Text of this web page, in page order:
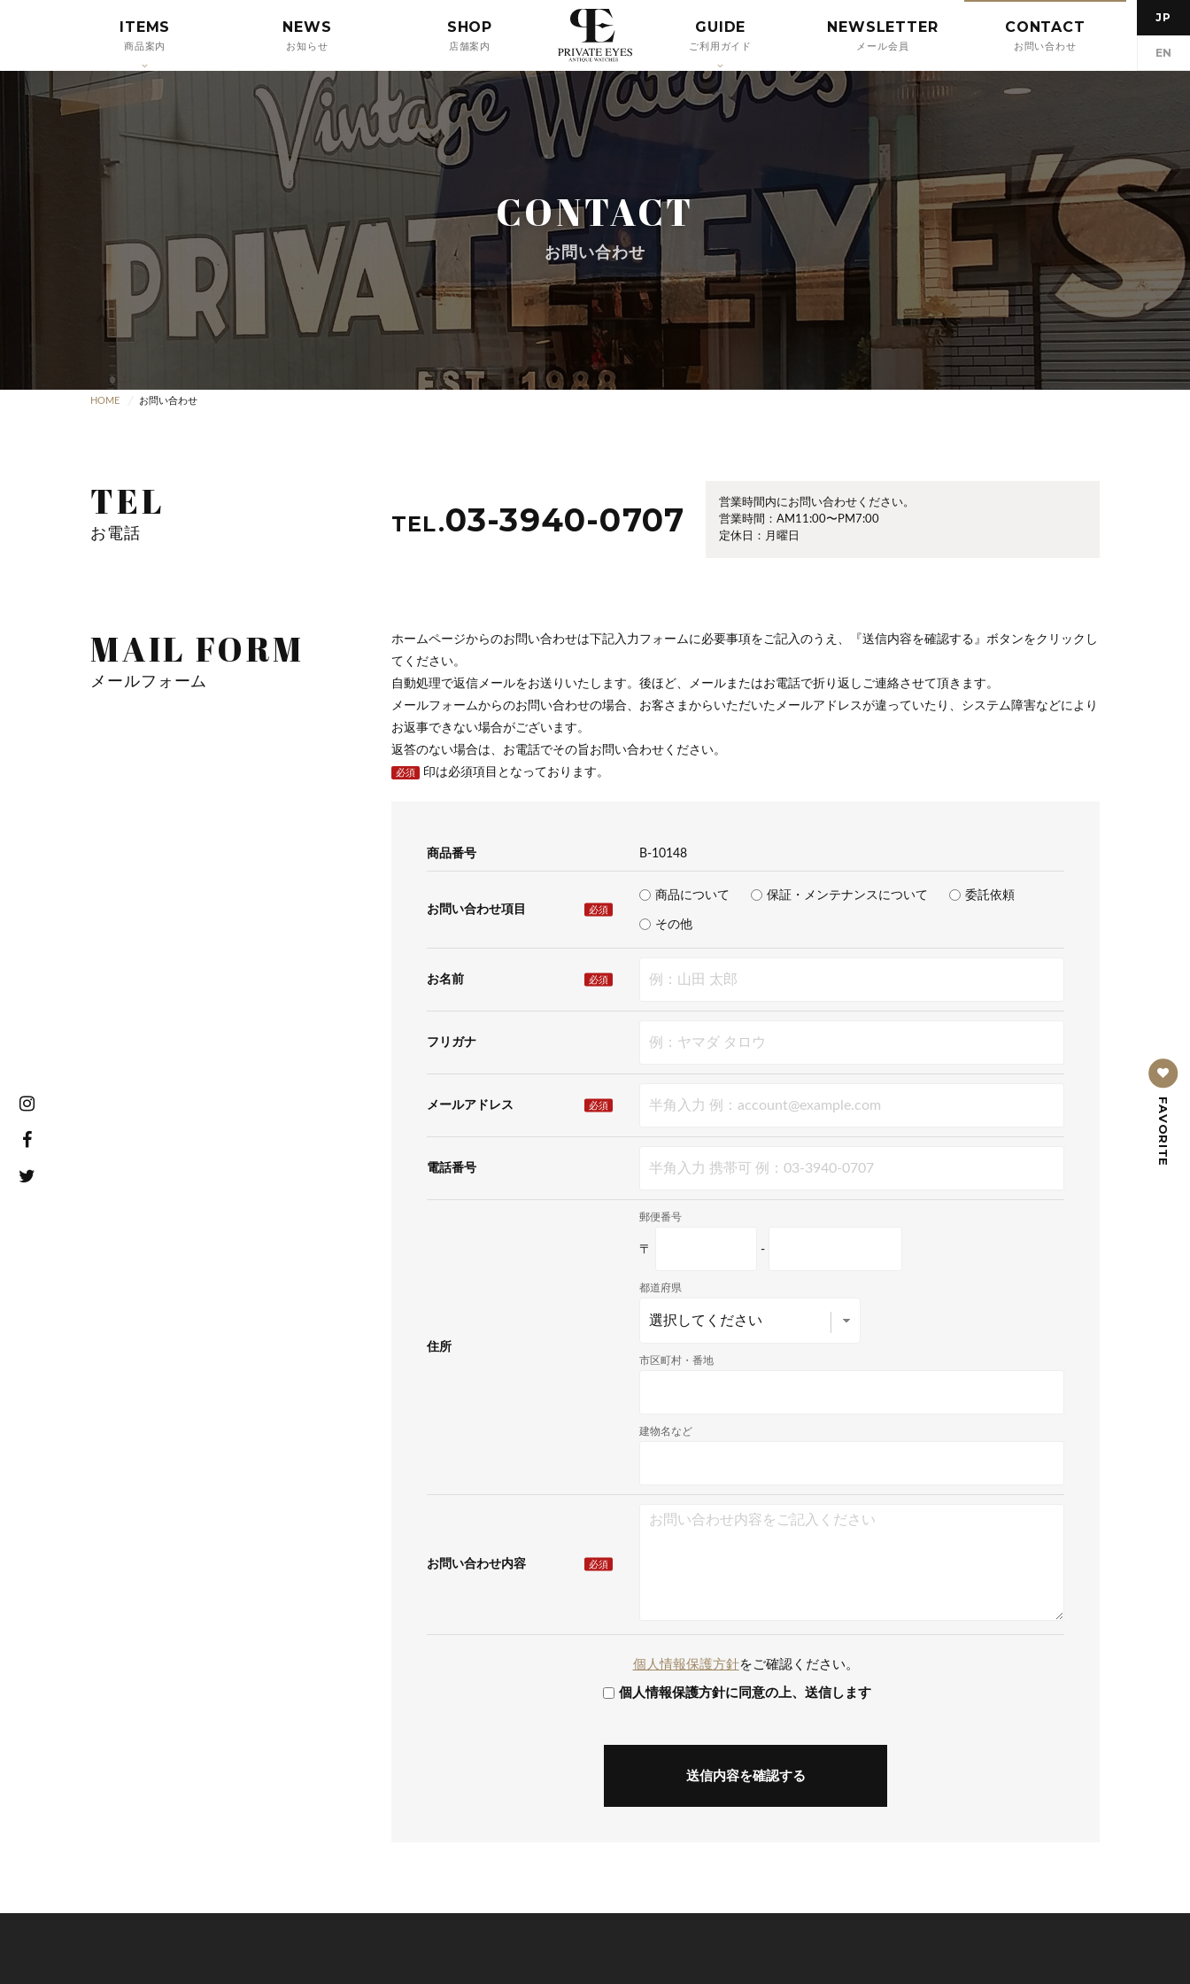
ITEMS
商品案内
NEWS
お知らせ
SHOP
店舗案内
GUIDE
ご利用ガイド
NEWSLETTER
メール会員
CONTACT
お問い合わせ
FAVORITE
JP
EN
CONTACT
お問い合わせ
HOME お問い合わせ
TEL
お電話 TEL.03-3940-0707
営業時間内にお問い合わせください。
営業時間：AM11:00〜PM7:00
定休日：月曜日
MAIL FORM
メールフォーム
ホームページからのお問い合わせは下記入力フォームに必要事項をご記入のうえ、『送信内容を確認する』ボタンをクリックし
てください。
自動処理で返信メールをお送りいたします。後ほど、メールまたはお電話で折り返しご連絡させて頂きます。
メールフォームからのお問い合わせの場合、お客さまからいただいたメールアドレスが違っていたり、システム障害などにより
お返事できない場合がございます。
返答のない場合は、お電話でその旨お問い合わせください。
必須 印は必須項目となっております。
商品番号 B-10148
お問い合わせ項目 必須
商品について 保証・メンテナンスについて 委託依頼
その他
お名前 必須
フリガナ
メールアドレス 必須
電話番号
住所
郵便番号
〒 -
都道府県
市区町村・番地
建物名など
お問い合わせ内容 必須
個人情報保護方針をご確認ください。
個人情報保護方針に同意の上、送信します
送信内容を確認する